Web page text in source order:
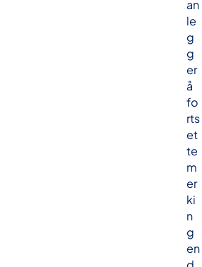
an
le
g
g
er
å
fo
rts
et
te
m
er
ki
n
g
en